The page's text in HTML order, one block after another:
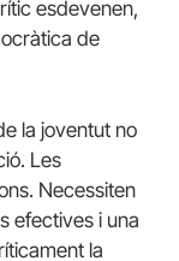
esdevenen,
de
la joventut no
Les
Necessiten
efectives i una
la